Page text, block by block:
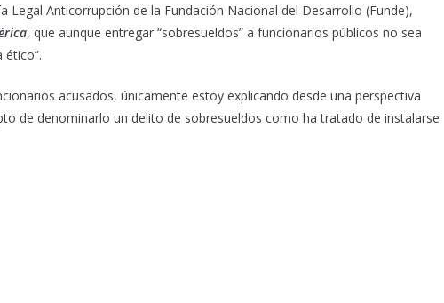
Legal Anticorrupción de la Fundación Nacional del Desarrollo (Funde),
, que aunque entregar “sobresueldos” a funcionarios públicos no sea
acusados, únicamente estoy explicando desde una perspectiva
de denominarlo un delito de sobresueldos como ha tratado de instalarse